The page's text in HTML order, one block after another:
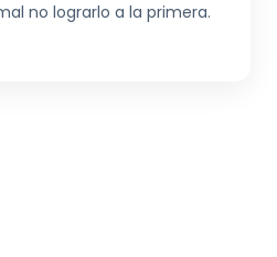
no lograrlo a la primera.